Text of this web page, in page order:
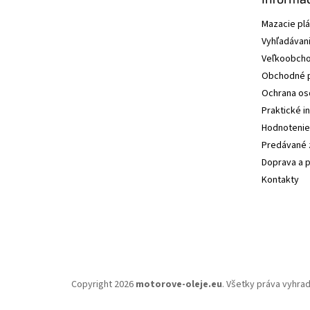
Mazacie
Obchodné
Ochrana
Praktické
Predávané
Doprava a
Kontakty
Copyright 2026 motorove-oleje.eu. Všetky práva